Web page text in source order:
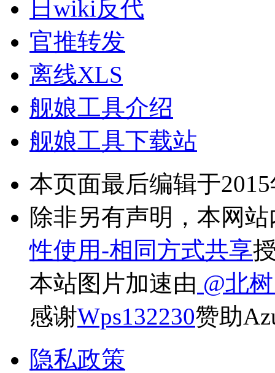
日wiki反代
官推转发
离线XLS
舰娘工具介绍
舰娘工具下载站
本页面最后编辑于
除非另有声明，本网
性使用-相同方式共享
本站图片加速由 @北
感谢Wps132230赞助
隐私政策